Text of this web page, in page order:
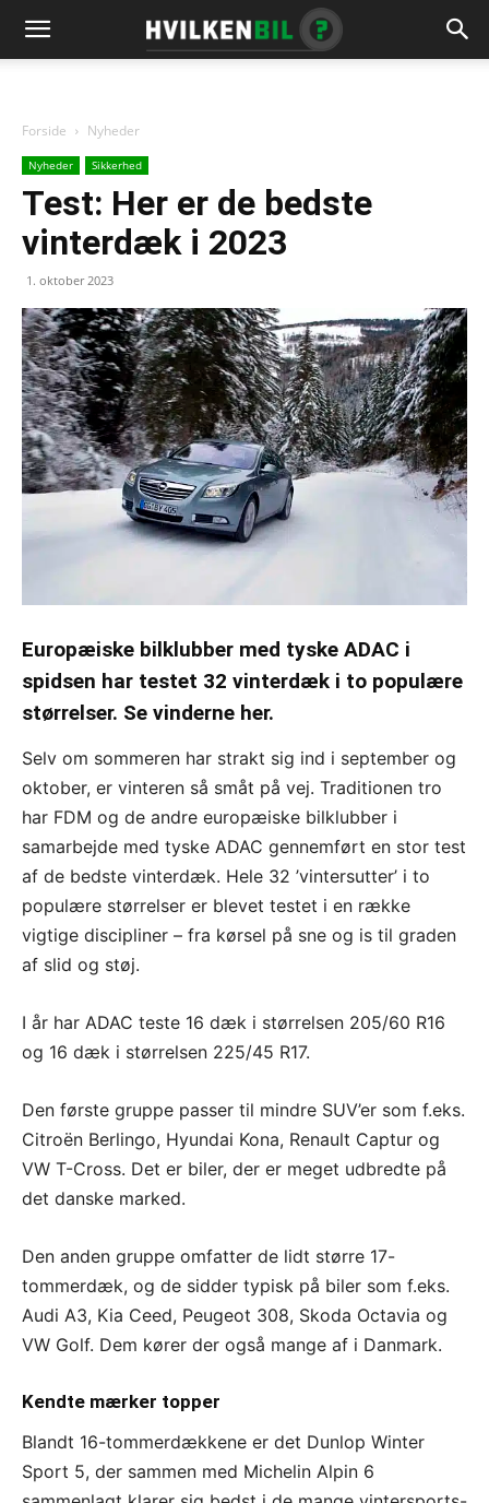
Forside Nyheder
Nyheder Sikkerhed
Test: Her er de bedste
vinterdæk i 2023
1. oktober 2023
Europæiske bilklubber med tyske ADAC i
spidsen har testet 32 vinterdæk i to populære
størrelser. Se vinderne her.
Selv om sommeren har strakt sig ind i september og
oktober, er vinteren så småt på vej. Traditionen tro
har FDM og de andre europæiske bilklubber i
samarbejde med tyske ADAC gennemført en stor test
af de bedste vinterdæk. Hele 32 ’vintersutter’ i to
populære størrelser er blevet testet i en række
vigtige discipliner – fra kørsel på sne og is til graden
af slid og støj.
I år har ADAC teste 16 dæk i størrelsen 205/60 R16
og 16 dæk i størrelsen 225/45 R17.
Den første gruppe passer til mindre SUV’er som f.eks.
Citroën Berlingo, Hyundai Kona, Renault Captur og
VW T-Cross. Det er biler, der er meget udbredte på
det danske marked.
Den anden gruppe omfatter de lidt større 17-
tommerdæk, og de sidder typisk på biler som f.eks.
Audi A3, Kia Ceed, Peugeot 308, Skoda Octavia og
VW Golf. Dem kører der også mange af i Danmark.
Kendte mærker topper
Blandt 16-tommerdækkene er det Dunlop Winter
Sport 5, der sammen med Michelin Alpin 6